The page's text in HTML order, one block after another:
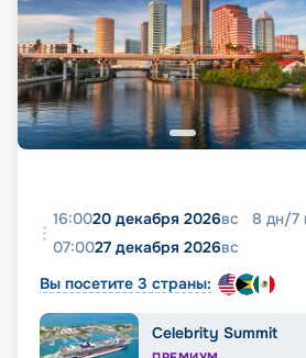
16:0020 декабря 2026вс 8 дн/7
07:0027 декабря 2026вс
Вы посетите 3 страны:
Celebrity Summit